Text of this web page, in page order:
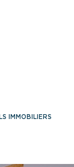
IMMOBILIERS